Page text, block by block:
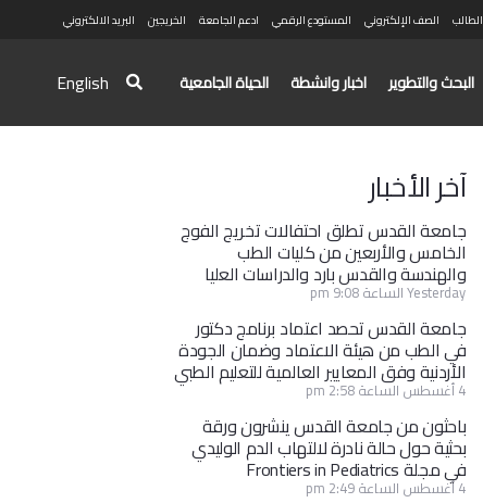
الطالب الصف الإلكتروني المستودع الرقمي ادعم الجامعة الخريجين البريد الالكتروني
البحث والتطوير اخبار وانشطة الحياة الجامعية English
آخر الأخبار
جامعة القدس تطلق احتفالات تخريج الفوج
الخامس والأربعين من كليات الطب
والهندسة والقدس بارد والدراسات العليا
Yesterday الساعة 9:08 pm
جامعة القدس تحصد اعتماد برنامج دكتور
في الطب من هيئة الاعتماد وضمان الجودة
الأردنية وفق المعايير العالمية للتعليم الطبي
4 أغسطس الساعة 2:58 pm
باحثون من جامعة القدس ينشرون ورقة
بحثية حول حالة نادرة لالتهاب الدم الوليدي
في مجلة Frontiers in Pediatrics
4 أغسطس الساعة 2:49 pm